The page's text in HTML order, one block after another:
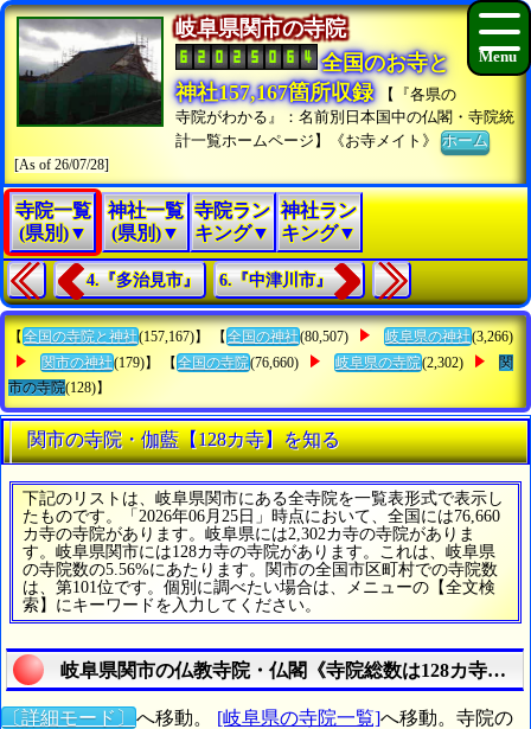
岐阜県関市の寺院
全国のお寺と
神社157,167箇所収録
【『各県の
寺院がわかる』：名前別日本国中の仏閣・寺院統
計一覧ホームページ】《お寺メイト》ホーム
[As of 26/07/28]
寺院一覧
(県別)▼
神社一覧
(県別)▼
寺院ラン
キング▼
神社ラン
キング▼
4.『多治見市』 6.『中津川市』
【 全国の寺院と神社(157,167)】 【 全国の神社(80,507) 岐阜県の神社(3,266)
関市の神社(179)】 【 全国の寺院(76,660) 岐阜県の寺院(2,302)
関
市の寺院(128)】
関市の寺院・伽藍【128カ寺】を知る
下記のリストは、岐阜県関市にある全寺院を一覧表形式で表示し
たものです。「2026年06月25日」時点において、全国には76,660
カ寺の寺院があります。岐阜県には2,302カ寺の寺院がありま
す。岐阜県関市には128カ寺の寺院があります。これは、岐阜県
の寺院数の5.56%にあたります。関市の全国市区町村での寺院数
は、第101位です。個別に調べたい場合は、メニューの【全文検
索】にキーワードを入力してください。
岐阜県関市の仏教寺院・仏閣《寺院総数は128カ寺》を
〔詳細モード〕 へ移動。 [岐阜県の寺院一覧]へ移動。寺院の